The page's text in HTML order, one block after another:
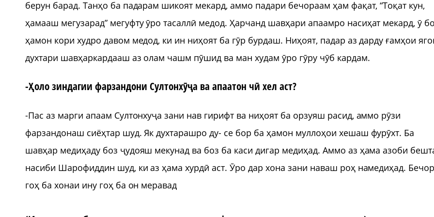
берун барад. Танҳо ба падарам шикоят мекард, аммо падари бечораам ҳам фақат, “Тоқат кун,
ҳамааш мегузарад” мегуфту ӯро тасаллӣ медод. Ҳарчанд шавҳари апаамро насиҳат мекард, ӯ
ҳамон кори худро давом медод, ки ин ниҳоят ба гӯр бурдаш. Ниҳоят, падар аз дарду ғамҳои
духтари шавҳаркардааш аз олам чашм пӯшид ва ман худам ӯро гӯру чӯб кардам.
-Ҳоло зиндагии фарзандони Султонхӯҷа ва апаатон чӣ хел аст?
-Пас аз марги апаам Султонхуҷа зани нав гирифт ва ниҳоят ба орзуяш расид, аммо рӯзи
фарзандонаш сиёҳтар шуд. Як духтарашро ду- се бор ба ҳамон муллоҳои хешаш фурӯхт. Ба
шавҳар медиҳаду боз ҷудояш мекунад ва боз ба каси дигар медиҳад. Аммо аз ҳама азоби
насиби Шарофиддин шуд, ки аз ҳама хурдӣ аст. Ӯро дар хона зани наваш роҳ намедиҳад.
гоҳ ба хонаи ину гоҳ ба он меравад